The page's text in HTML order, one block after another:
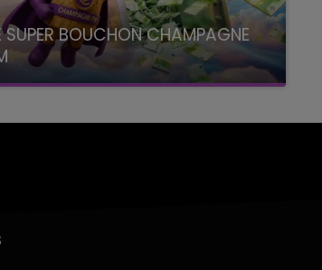
SUPER BOUCHON CHAMPAGNE
La Famille Champagne FM, à 8H10